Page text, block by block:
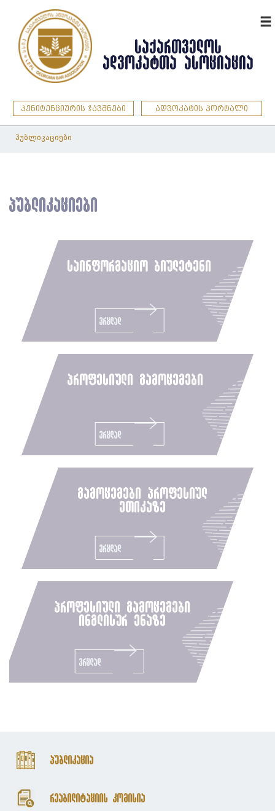
ᲡᲐᲥᲐᲠᲗᲕᲔᲚᲝᲡ
ᲐᲓᲕᲝᲙᲐᲢᲗᲐ ᲐᲡᲝᲪᲘᲐᲪᲘᲐ
პენიტენციურის ჯავშნები ადვოკატის პორტალი
პუბლიკაციები
პუბლიკაციები
საინფორმაციო ბიულეტენი
ვრცლად
პროფესიული გამოცემები
ვრცლად
გამოცემები პროფესიულ
ეთიკაზე
ვრცლად
პროფესიული გამოცემები
ინგლისურ ენაზე
ვრცლად
პუბლიკაცია
რეაბილიტაციის კომისია